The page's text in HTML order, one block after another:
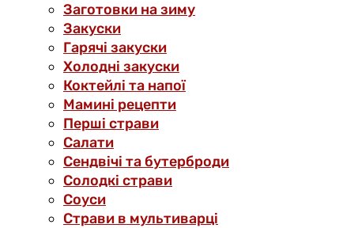
Заготовки на зиму
Закуски
Гарячі закуски
Холодні закуски
Коктейлі та напої
Мамині рецепти
Перші страви
Салати
Сендвічі та бутерброди
Солодкі страви
Соуси
Страви в мультиварці